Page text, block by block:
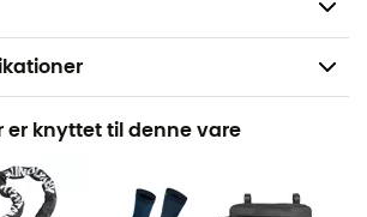
er knyttet til denne vare